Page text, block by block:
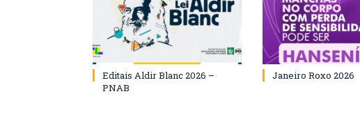
Editais Aldir Blanc 2026 –
PNAB
Janeiro Roxo 2026